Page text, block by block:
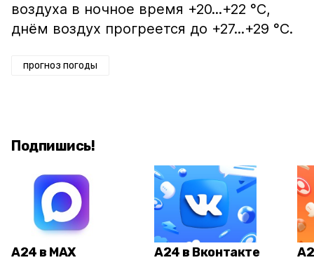
воздуха в ночное время +20...+22 °С,
днём воздух прогреется до +27...+29 °С.
прогноз погоды
Подпишись!
А24 в MAX А24 в Вконтакте